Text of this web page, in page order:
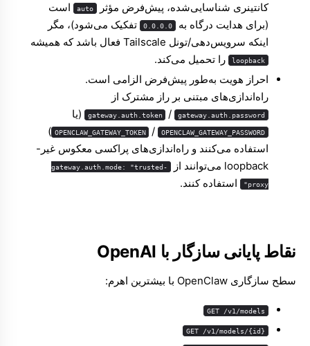
کانتینری شناسایی‌شده، پیش‌فرض مؤثر
auto است
(برای هدایت درگاه به
0.0.0.0 تفکیک می‌شود)، مگر
اینکه سرویس‌دهی/تونل Tailscale فعال باشد که همیشه
loopback را تحمیل می‌کند.
احراز هویت به‌طور پیش‌فرض الزامی است.
راه‌اندازی‌های مبتنی بر راز مشترک از
gateway.auth.token / gateway.auth.password (یا
OPENCLAW_GATEWAY_TOKEN / OPENCLAW_GATEWAY_PASSWORD
)
استفاده می‌کنند و راه‌اندازی‌های پراکسی معکوس غیر-
loopback می‌توانند از
gateway.auth.mode: "trusted-
proxy" استفاده کنند.
نقاط پایانی سازگار با OpenAI
سطح سازگاری OpenClaw با بیشترین اهرم:
GET /v1/models
GET /v1/models/{id}